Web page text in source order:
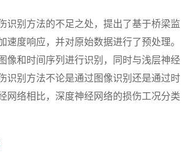
识别方法的不足之处，提出了基于桥梁监
度响应，并对原始数据进行了预处理。
像和时间序列进行识别，同时与浅层神经
识别方法不论是通过图像识别还是通过时
网络相比，深度神经网络的损伤工况分类